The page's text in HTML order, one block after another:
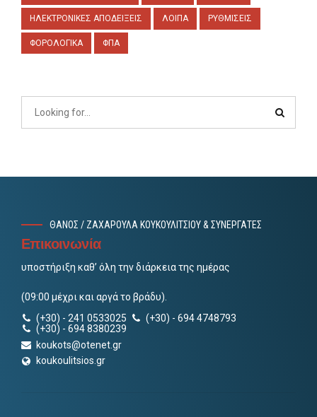
ΗΛΕΚΤΡΟΝΙΚΕΣ ΑΠΟΔΕΙΞΕΙΣ ΛΟΙΠΑ ΡΥΘΜΙΣΕΙΣ
ΦΟΡΟΛΟΓΙΚΑ ΦΠΑ
ΘΑΝΟΣ / ΖΑΧΑΡΟΥΛΑ ΚΟΥΚΟΥΛΙΤΣΙΟΥ & ΣΥΝΕΡΓΑΤΕΣ
Επικοινωνία
υποστήριξη καθ’ όλη την διάρκεια της ημέρας
(09:00 μέχρι και αργά το βράδυ).
(+30) - 241 0533025
(+30) - 694 4748793
(+30) - 694 8380239
koukots@otenet.gr
koukoulitsios.gr